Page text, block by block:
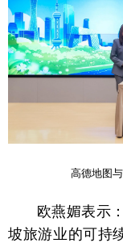
高德地图
欧燕媚表示
坡旅游业的可持